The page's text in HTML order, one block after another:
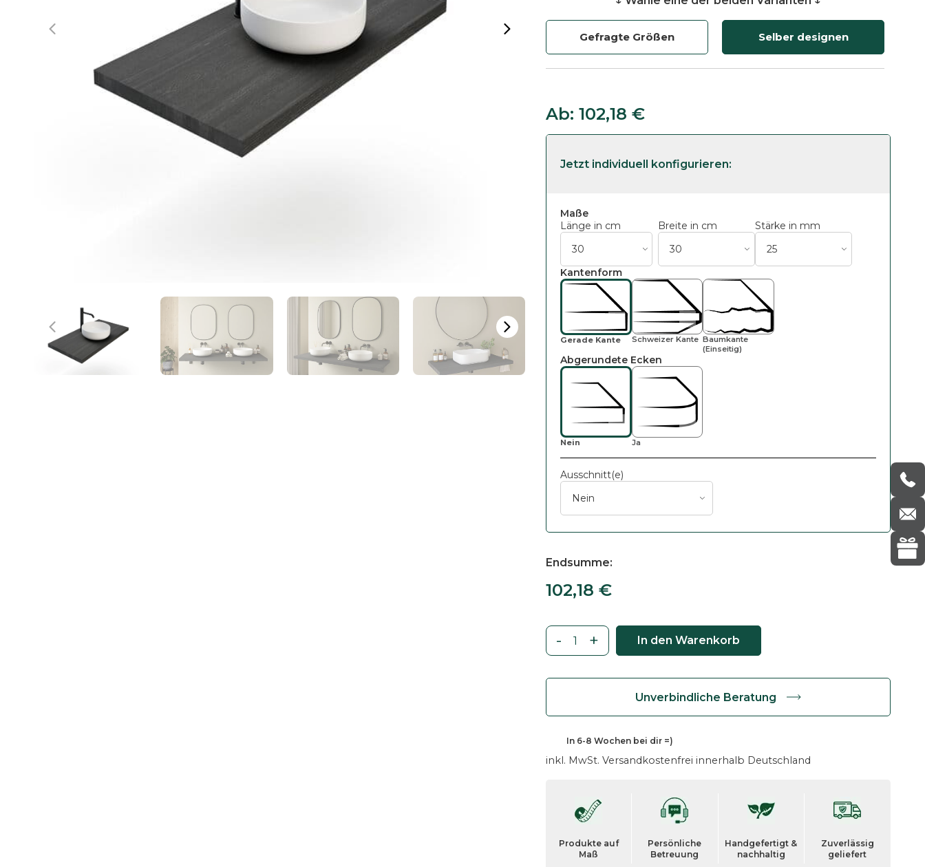
Gefragte Größen Selber designen
Ab:102,18€
Maße
Länge in cm
Breite in cm Stärke in mm
Kantenform
Gerade Kante Schweizer Kante Baumkante
(einseitig)
Abgerundete Ecken
Nein Ja
Ausschnitt(e)
Endsumme
102,18€
-
s
h
+ In den Warenkorb
Unverbindliche Beratung
In 6-8 Wochen bei dir =)
inkl. MwSt. Versandkostenfrei innerhalb Deutschland
Produkte auf
Maß
Persönliche
Betreuung
Handgefertigt &
nachhaltig
Zuverlässig
geliefert